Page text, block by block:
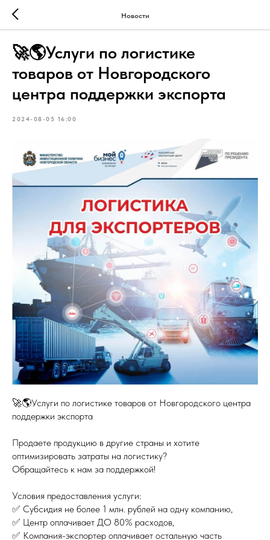
Новости
🚀🌎Услуги по логистике
товаров от Новгородского
центра поддержки экспорта
2024-08-05 16:00
🚀🌎Услуги по логистике товаров от Новгородского центра
поддержки экспорта
Продаете продукцию в другие страны и хотите
оптимизировать затраты на логистику?
Обращайтесь к нам за поддержкой!
Условия предоставления услуги:
✅ Субсидия не более 1 млн. рублей на одну компанию,
✅ Центр оплачивает ДО 80% расходов,
✅ Компания-экспортер оплачивает остальную часть